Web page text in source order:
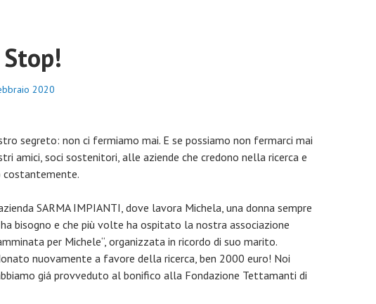
2020
segreto: non ci fermiamo mai. E se possiamo non fermarci mai
amici, soci sostenitori, alle aziende che credono nella ricerca e
costantemente.
SARMA IMPIANTI, dove lavora Michela, una donna sempre
bisogno e che più volte ha ospitato la nostra associazione
per Michele“, organizzata in ricordo di suo marito.
nuovamente a favore della ricerca, ben 2000 euro! Noi
giá provveduto al bonifico alla Fondazione Tettamanti di